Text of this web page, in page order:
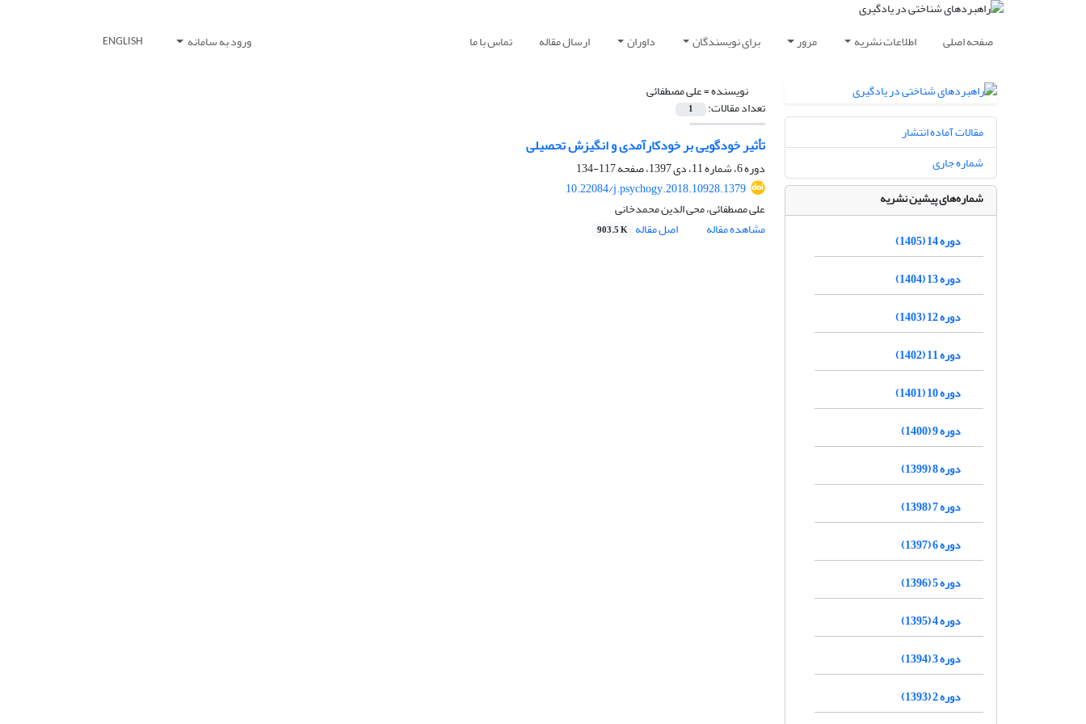
صفحه اصلی اطلاعات نشریه مرور برای نویسندگان داوران ارسال مقاله تماس با ما ورود به سامانه ENGLISH
نویسنده =علی مصطفائی
تعداد مقالات: 1
تأثیر خودگویی بر خودکارآمدی و انگیزش تحصیلی
دوره 6، شماره 11، دی 1397، صفحه
117-134
10.22084/j.psychogy.2018.10928.1379
علی مصطفائی، محی الدین محمدخانی
مشاهده مقاله
اصل مقاله 903.5 K
مقالات آماده انتشار
شماره جاری
شماره‌های پیشین نشریه
دوره 14 (1405)
دوره 13 (1404)
دوره 12 (1403)
دوره 11 (1402)
دوره 10 (1401)
دوره 9 (1400)
دوره 8 (1399)
دوره 7 (1398)
دوره 6 (1397)
دوره 5 (1396)
دوره 4 (1395)
دوره 3 (1394)
دوره 2 (1393)